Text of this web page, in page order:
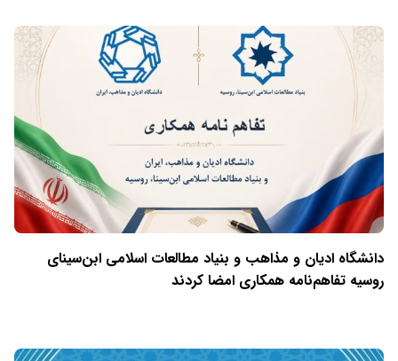
دانشگاه ادیان و مذاهب و بنیاد مطالعات اسلامی ابن‌سینای
روسیه تفاهم‌نامه همکاری امضا کردند